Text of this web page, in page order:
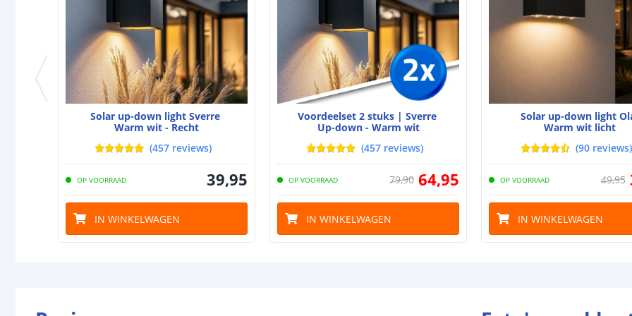
Type batterij
Capaciteit
Aantal
Batterij
Laadtijd
Brandduur
Solar
Capaciteit
Solar up-down light Sverre
Warm wit - Recht
(457 reviews)
OP VOORRAAD 39,95
IN WINKELWAGEN
Voordeelset 2 stuks | Sverre
Up-down - Warm wit
(457 reviews)
OP VOORRAAD 79,90 64,95
IN WINKELWAGEN
Solar up-down light
Warm wit licht
(90 reviews)
OP VOORRAAD 49,95
IN WINKELWAGEN